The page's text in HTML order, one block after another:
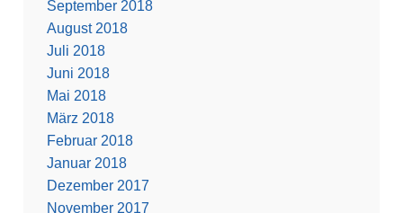
September 2018
August 2018
Juli 2018
Juni 2018
Mai 2018
März 2018
Februar 2018
Januar 2018
Dezember 2017
November 2017